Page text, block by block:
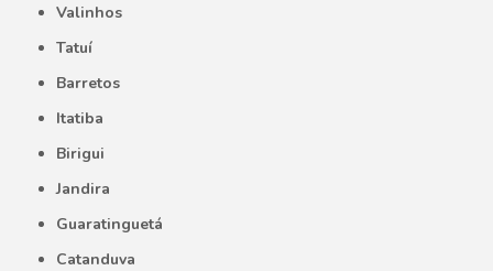
Valinhos
Tatuí
Barretos
Itatiba
Birigui
Jandira
Guaratinguetá
Catanduva